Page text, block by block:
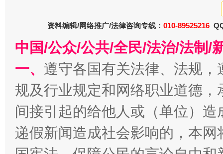
揭开“小金库”的免责幌子
资料编辑/网络推广/法律咨询专线： 010-89525216
中国/公众/公共/全民/法治/法制/
一、 遵守各国有关法律、法规
规及行业规定和网络职业道德
间接引起的给他人或（单位）
递假新闻造成社会影响的，本